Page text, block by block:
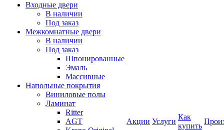
Входные двери
В наличии
Под заказ
Межкомнатные двери
В наличии
Под заказ
Шпонированные
Эмаль
Массивные
Напольные покрытия
Виниловые полы
Ламинат
Ritter
AGT
Акции Услуги
Как
купить